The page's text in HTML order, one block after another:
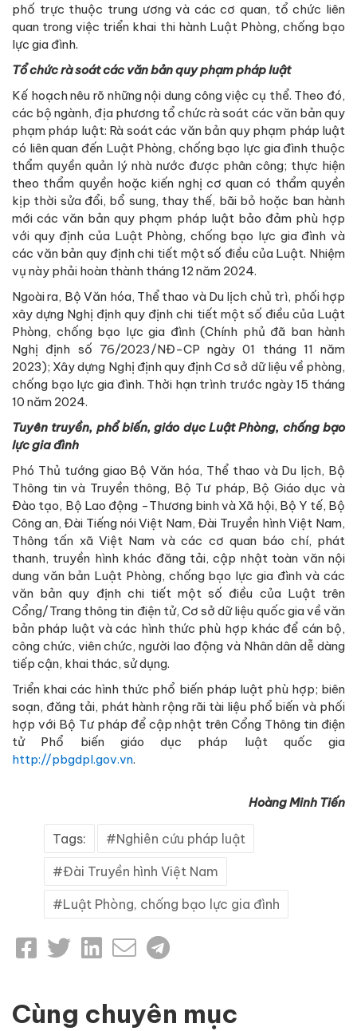
phố trực thuộc trung ương và các cơ quan, tổ chức liên
quan trong việc triển khai thi hành Luật Phòng, chống bạo
lực gia đình.
Tổ chức rà soát các văn bản quy phạm pháp luật
Kế hoạch nêu rõ những nội dung công việc cụ thể. Theo đó,
các bộ ngành, địa phương tổ chức rà soát các văn bản quy
phạm pháp luật: Rà soát các văn bản quy phạm pháp luật
có liên quan đến Luật Phòng, chống bạo lực gia đình thuộc
thẩm quyền quản lý nhà nước được phân công; thực hiện
theo thẩm quyền hoặc kiến nghị cơ quan có thẩm quyền
kịp thời sửa đổi, bổ sung, thay thế, bãi bỏ hoặc ban hành
mới các văn bản quy phạm pháp luật bảo đảm phù hợp
với quy định của Luật Phòng, chống bạo lực gia đình và
các văn bản quy định chi tiết một số điều của Luật. Nhiệm
vụ này phải hoàn thành tháng 12 năm 2024.
Ngoài ra, Bộ Văn hóa, Thể thao và Du lịch chủ trì, phối hợp
xây dựng Nghị định quy định chi tiết một số điều của Luật
Phòng, chống bạo lực gia đình (Chính phủ đã ban hành
Nghị định số 76/2023/NĐ-CP ngày 01 tháng 11 năm
2023); Xây dựng Nghị định quy định Cơ sở dữ liệu về phòng,
chống bạo lực gia đình. Thời hạn trình trước ngày 15 tháng
10 năm 2024.
Tuyên truyền, phổ biến, giáo dục Luật Phòng, chống bạo
lực gia đình
Phó Thủ tướng giao Bộ Văn hóa, Thể thao và Du lịch, Bộ
Thông tin và Truyền thông, Bộ Tư pháp, Bộ Giáo dục và
Đào tạo, Bộ Lao động -Thương binh và Xã hội, Bộ Y tế, Bộ
Công an, Đài Tiếng nói Việt Nam, Đài Truyền hình Việt Nam,
Thông tấn xã Việt Nam và các cơ quan báo chí, phát
thanh, truyền hình khác đăng tải, cập nhật toàn văn nội
dung văn bản Luật Phòng, chống bạo lực gia đình và các
văn bản quy định chi tiết một số điều của Luật trên
Cổng/Trang thông tin điện tử, Cơ sở dữ liệu quốc gia về văn
bản pháp luật và các hình thức phù hợp khác để cán bộ,
công chức, viên chức, người lao động và Nhân dân dễ dàng
tiếp cận, khai thác, sử dụng.
Triển khai các hình thức phổ biến pháp luật phù hợp; biên
soạn, đăng tải, phát hành rộng rãi tài liệu phổ biến và phối
hợp với Bộ Tư pháp để cập nhật trên Cổng Thông tin điện
tử Phổ biến giáo dục pháp luật quốc gia
http://pbgdpl.gov.vn.
Hoàng Minh Tiến
Tags: Nghiên cứu pháp luật
Đài Truyền hình Việt Nam
Luật Phòng, chống bạo lực gia đình
Cùng chuyên mục